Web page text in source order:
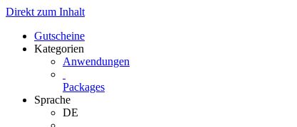
Direkt zum Inhalt
Gutscheine
Kategorien
Anwendungen
Packages
Sprache
DE